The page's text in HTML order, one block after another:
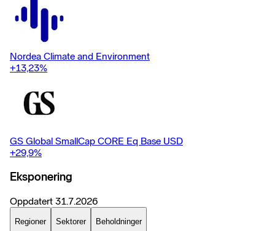
Nordea Climate and Environment
+13,23%
GS Global SmallCap CORE Eq Base USD
+29,9%
Eksponering
Oppdatert 31.7.2026
Regioner Sektorer Beholdninger